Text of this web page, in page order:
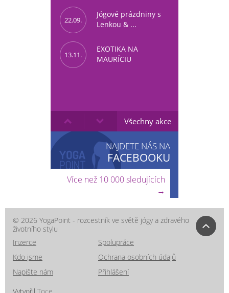
22.09.
Jógové prázdniny s
Lenkou & ...
13.11.
EXOTIKA NA
MAURÍCIU
Všechny akce
NAJDETE NÁS NA
FACEBOOKU
Více než 10 000 sledujících
→
© 2026 YogaPoint - rozcestník ve světě jógy a zdravého
životního stylu
Inzerce
Spolupráce
Kdo jsme
Ochrana osobních údajů
Napište nám
Přihlášení